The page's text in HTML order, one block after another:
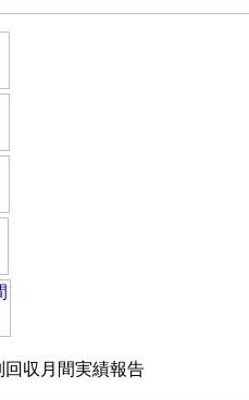
回収月間実績報告